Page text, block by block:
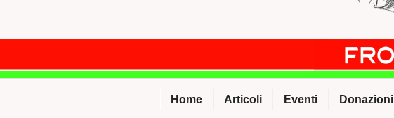
Home Articoli Eventi Donazioni